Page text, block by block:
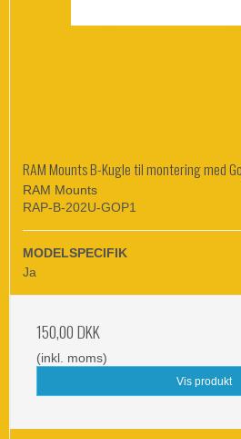
RAM Mounts B-Kugle til montering med
RAM Mounts
RAP-B-202U-GOP1
MODELSPECIFIK
Ja
150,00 DKK
(inkl. moms)
Vis produkt